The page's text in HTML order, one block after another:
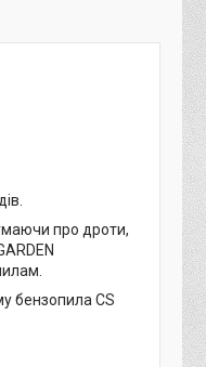
про дроти,
бензопила CS